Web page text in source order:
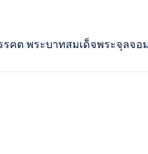
ต พระบาทสมเด็จพระจุลจอม